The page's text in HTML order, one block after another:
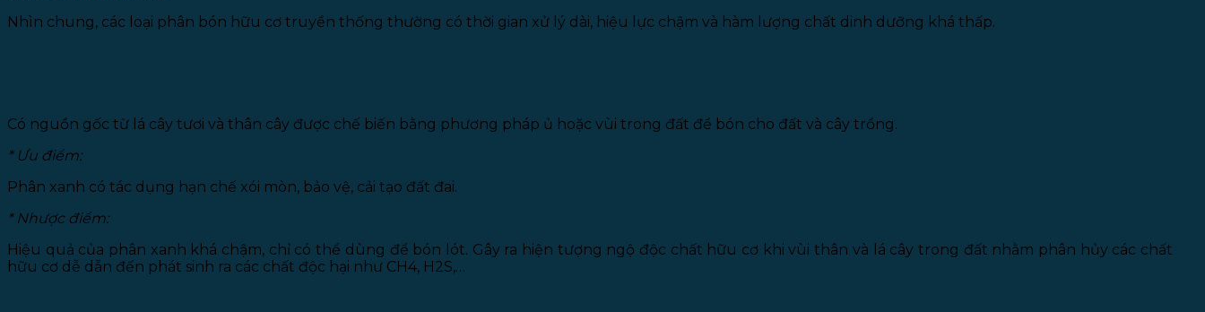
Nhìn chung, các loại phân bón hữu cơ truyền thống thường có thời gian xử lý dài, hiệu lực chậm và hàm lượng chất dinh dưỡng khá thấp.
Có nguồn gốc từ lá cây tươi và thân cây được chế biến bằng phương pháp ủ hoặc vùi trong đất để bón cho đất và cây trồng.
* Ưu điểm:
Phân xanh có tác dụng hạn chế xói mòn, bảo vệ, cải tạo đất đai.
* Nhược điểm:
Hiệu quả của phân xanh khá chậm, chỉ có thể dùng để bón lót. Gây ra hiện tượng ngộ độc chất hữu cơ khi vùi thân và lá cây trong đất nhằm phân hủy các chất
hữu cơ dễ dẫn đến phát sinh ra các chất độc hại như CH4, H2S,…